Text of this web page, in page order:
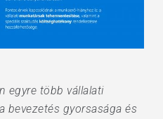
egyre több vállalati
bevezetés gyorsasága és